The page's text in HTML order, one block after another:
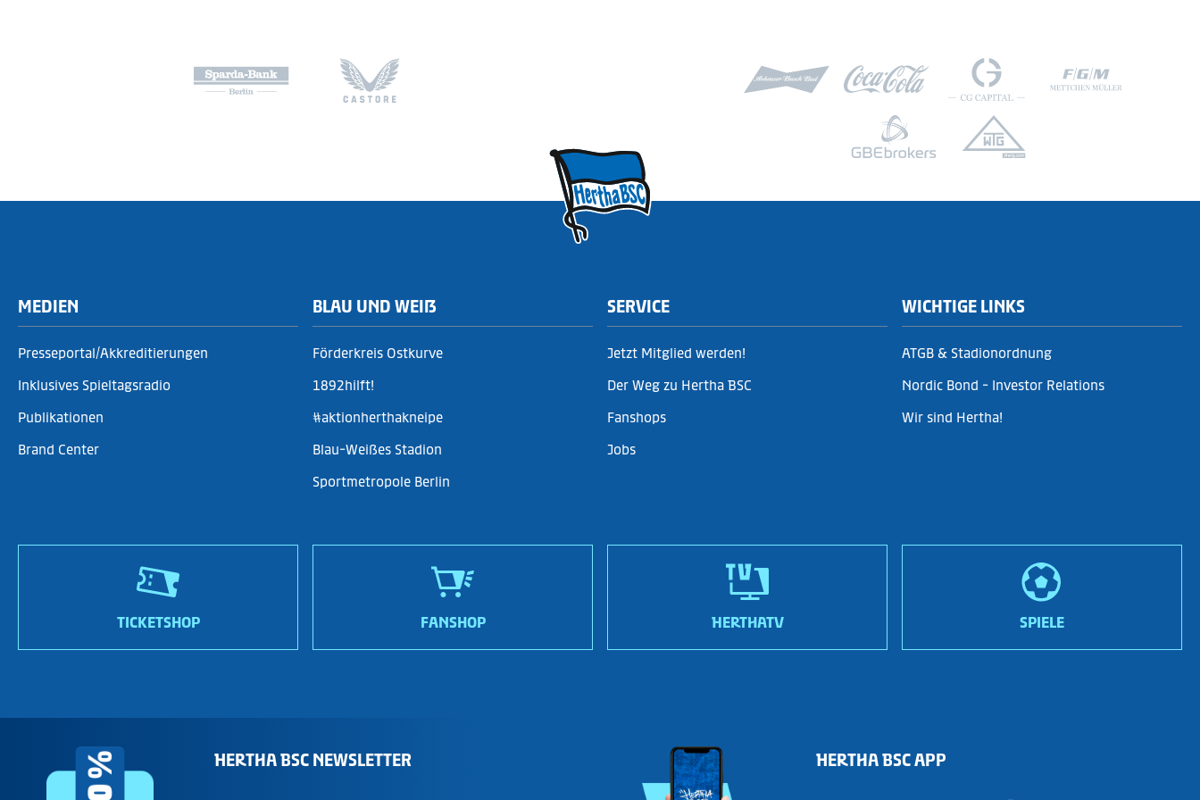
MEDIEN
Presseportal/Akkreditierungen
Inklusives Spieltagsradio
Publikationen
Brand Center
BLAU UND WEIẞ
Förderkreis Ostkurve
1892hilft!
#aktionherthakneipe
Blau-Weißes Stadion
Sportmetropole Berlin
SERVICE
Jetzt Mitglied werden!
Der Weg zu Hertha BSC
Fanshops
Jobs
WICHTIGE LINKS
ATGB & Stadionordnung
Nordic Bond - Investor Relations
Wir sind Hertha!
TICKETSHOP FANSHOP HERTHATV SPIELE
HERTHA BSC NEWSLETTER HERTHA BSC APP